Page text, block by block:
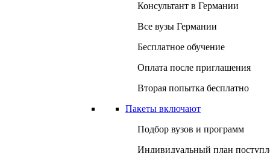
Консультант в Германии
Все вузы Германии
Бесплатное обучение
Оплата после приглашения
Вторая попытка бесплатно
Пакеты включают
Подбор вузов и программ
Индивидуальный план